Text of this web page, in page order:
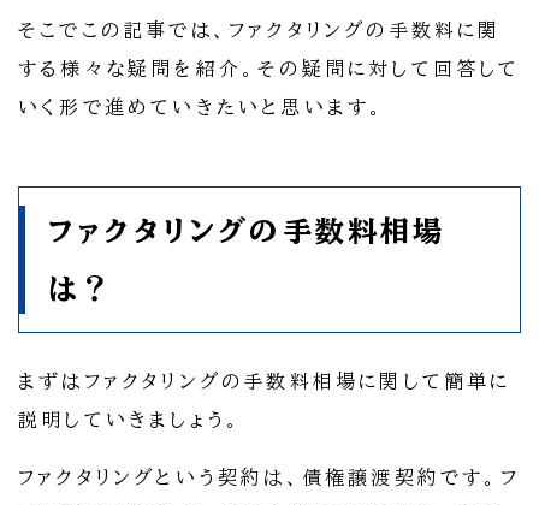
そこでこの記事では、ファクタリングの手数料に関
する様々な疑問を紹介。その疑問に対して回答して
いく形で進めていきたいと思います。
ファクタリングの手数料相場
は？
まずはファクタリングの手数料相場に関して簡単に
説明していきましょう。
ファクタリングという契約は、債権譲渡契約です。フ